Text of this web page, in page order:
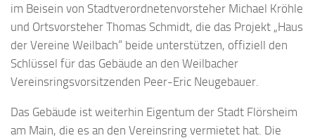
im Beisein von Stadtverordnetenvorsteher Michael Kröhle
und Ortsvorsteher Thomas Schmidt, die das Projekt „Haus
der Vereine Weilbach“ beide unterstützen, offiziell den
Schlüssel für das Gebäude an den Weilbacher
Vereinsringsvorsitzenden Peer-Eric Neugebauer.
Das Gebäude ist weiterhin Eigentum der Stadt Flörsheim
am Main, die es an den Vereinsring vermietet hat. Die